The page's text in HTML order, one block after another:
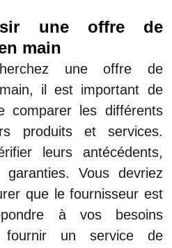
une offre de
main
une offre de
il est important de
comparer les différents
produits et services.
leurs antécédents,
Vous devriez
que le fournisseur est
à vos besoins
un service de